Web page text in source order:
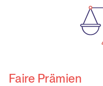
Faire Prämien